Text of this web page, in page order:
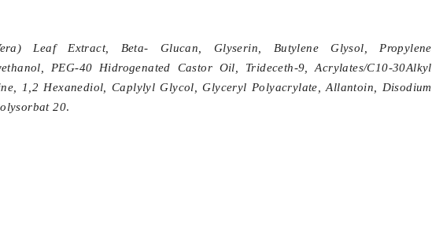
Leaf Extract, Beta- Glucan, Glyserin, Butylene Glysol, Propylene
PEG-40 Hidrogenated Castor Oil, Trideceth-9, Acrylates/C10-30Alkyl
1,2 Hexanediol, Caplylyl Glycol, Glyceryl Polyacrylate, Allantoin, Disodium
20.